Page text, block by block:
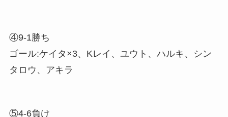
④9-1勝ち
ゴール:ケイタ×3、Kレイ、ユウト、ハルキ、シン
タロウ、アキラ
⑤4-6負け